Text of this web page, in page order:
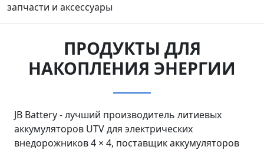
запчасти и аксессуары
ПРОДУКТЫ ДЛЯ
НАКОПЛЕНИЯ ЭНЕРГИИ
JB Battery - лучший производитель литиевых
аккумуляторов UTV для электрических
внедорожников 4 × 4, поставщик аккумуляторов